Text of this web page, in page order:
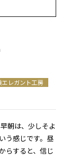
エレガント工房
朝は、少しそよ
う感じです。昼
らすると、信じ